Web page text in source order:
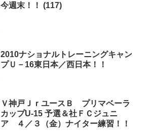
今週末！！ (117)
2010ナショナルトレーニングキャン
プＵ－16東日本／西日本！！
Ｖ神戸ＪｒユースＢ プリマベーラ
カップU-15 予選＆社ＦＣジュニ
ア ４／３（金）ナイター練習！！